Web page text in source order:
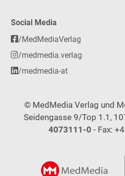
Social Media
/MedMediaVerlag
/medmedia.verlag
/medmedia-at
© MedMedia Verlag und
Seidengasse 9/Top 1.1,
4073111-0 - Fax: